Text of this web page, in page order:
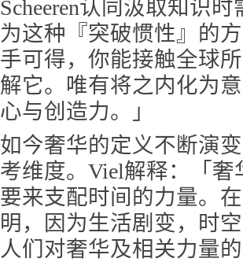
Scheeren认同汲取知识
为这种『突破惯性』的
手可得，你能接触全球
解它。唯有将之内化为
心与创造力。」
如今奢华的定义不断演
考维度。Viel解释：「
要来支配时间的力量。
明，因为生活剧变，时
人们对奢华及相关力量的